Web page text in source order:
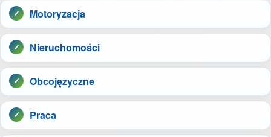
Motoryzacja
Nieruchomości
Obcojęzyczne
Praca